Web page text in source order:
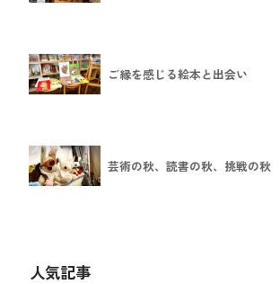
ご縁を感じる絵本と出会い
芸術の秋、読書の秋、挑戦の秋
人気記事